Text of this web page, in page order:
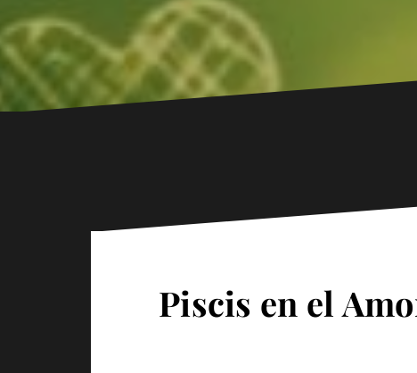
Piscis en el